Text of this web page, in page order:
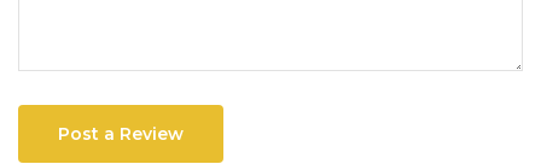
Post a Review